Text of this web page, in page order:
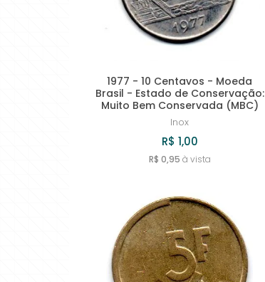
1977 - 10 Centavos - Moeda
Brasil - Estado de Conservação:
Muito Bem Conservada (MBC)
Inox
R$ 1,00
R$ 0,95 à vista